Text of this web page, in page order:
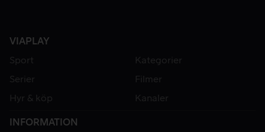
VIAPLAY
Sport
Kategorier
Serier
Filmer
Hyr & köp
Kanaler
INFORMATION